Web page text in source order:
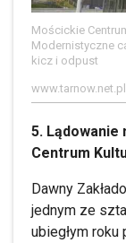
Mościckie
Modernistyczne
kicz i odpust
www.tarnow.net.pl
5.
Centrum
Dawny
jednym ze
ubiegłym